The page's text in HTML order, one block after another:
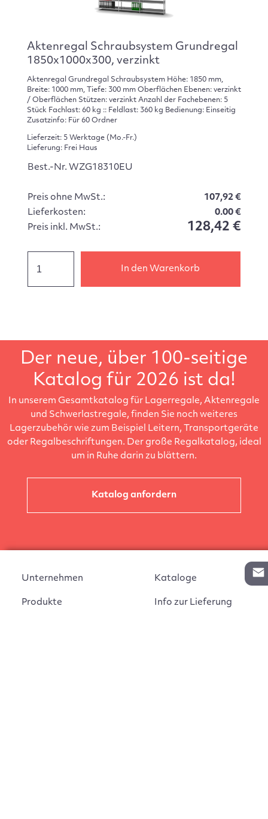
Aktenregal Schraubsystem Grundregal
1850x1000x300, verzinkt
Aktenregal Grundregal Schraubsystem Höhe: 1850 mm,
Breite: 1000 mm, Tiefe: 300 mm Oberflächen Ebenen: verzinkt
/ Oberflächen Stützen: verzinkt Anzahl der Fachebenen: 5
Stück Fachlast: 60 kg :: Feldlast: 360 kg Bedienung: Einseitig
Zusatzinfo: Für 60 Ordner
Lieferzeit: 5 Werktage (Mo.-Fr.)
Lieferung: Frei Haus
Best.-Nr. WZG18310EU
Preis ohne MwSt.:
107,92 €
Lieferkosten:
0.00 €
Preis inkl. MwSt.:
128,42 €
In den Warenkorb
Der neue, über 100-seitige
Katalog für 2026 ist da!
In unserem Gesamtkatalog für Lagerregale, Aktenregale
und Schwerlastregale, finden Sie noch weiteres
Lagerzubehör wie zum Beispiel Leitern, Transportgeräte
oder Regalbeschriftungen. Der große Regalkatalog, ideal
um in Ruhe darin zu blättern.
Katalog anfordern
Unternehmen
Produkte
Kataloge
Info zur Lieferung